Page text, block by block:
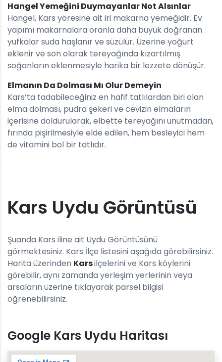
Hangel Yemeğini Duymayanlar Not Alsınlar
Hangel, Kars yöresine ait iri makarna yemeğidir. Ev
yapımı makarnalara oranla daha büyük doğranan
yufkalar suda haşlanır ve süzülür. Üzerine yoğurt
eklenir ve son olarak tereyağında kızartılmış
soğanların eklenmesiyle harika bir lezzete dönüşür.
Elmanın Da Dolması Mı Olur Demeyin
Kars’ta tadabileceğiniz en hafif tatlılardan biri olan
elma dolması, pudra şekeri ve cevizin elmaların
içerisine doldurularak, elbette tereyağını unutmadan,
fırında pişirilmesiyle elde edilen, hem besleyici hem
de vitamini bol bir tatlıdır.
Kars Uydu Görüntüsü
Şuanda Kars iline ait Uydu Görüntüsünü
görmektesiniz. Kars İlçe listesini aşağıda görebilirsiniz.
Harita üzerinden Karsilçelerini ve Kars köylerini
görebilir, aynı zamanda yerleşim yerlerinin veya
arsaların üzerine tıklayarak parsel bilgisi
öğrenebilirsiniz.
Google Kars Uydu Haritası